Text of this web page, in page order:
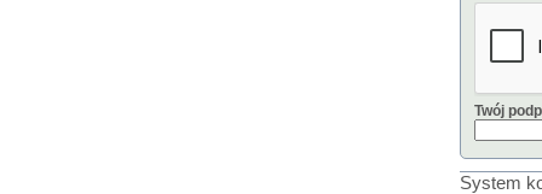
Twój
System